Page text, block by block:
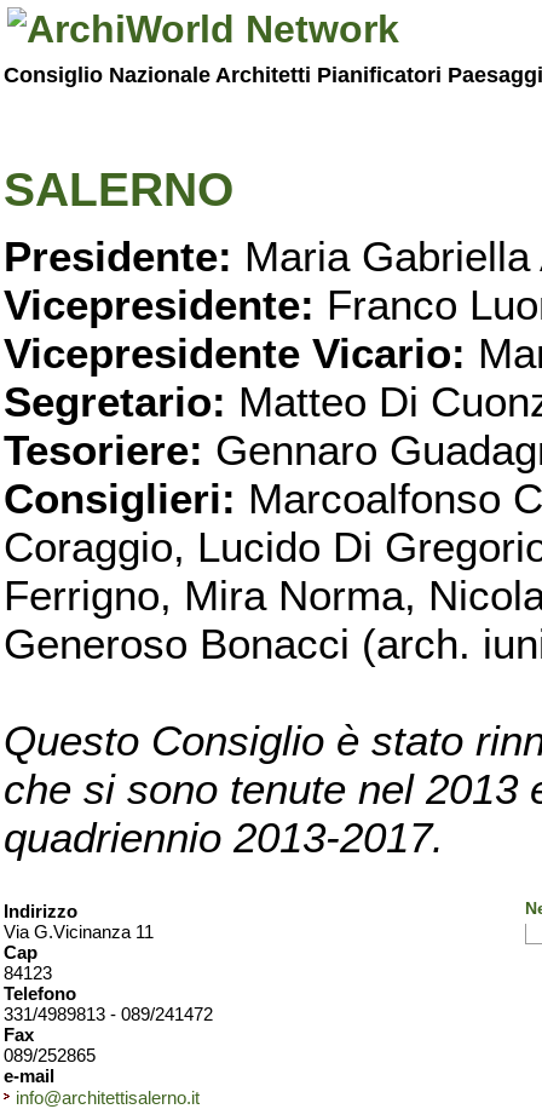
Consiglio Nazionale Architetti Pianificatori
SALERNO
Presidente: Maria Gabriella
Vicepresidente: Franco
Vicepresidente Vicario:
Segretario: Matteo Di
Tesoriere: Gennaro
Consiglieri: Marcoalfonso
Coraggio, Lucido Di
Ferrigno, Mira Norma,
Generoso Bonacci (arch.
Questo Consiglio è stato
che si sono tenute nel 2013
quadriennio 2013-2017.
Indirizzo
Via G.Vicinanza 11
Cap
84123
Telefono
331/4989813 - 089/241472
Fax
089/252865
e-mail
info@architettisalerno.it